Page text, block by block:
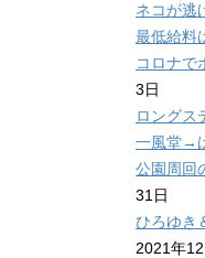
ネコが逃
最低給料
コロナで
3日
ロングス
一風堂→
公園周回
31日
ひろゆき
2021年